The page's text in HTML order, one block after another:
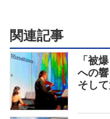
関連記事
「被
への
そし